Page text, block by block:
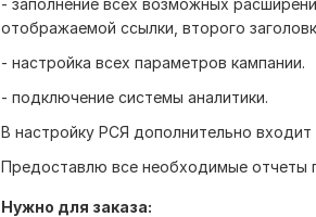
- заполнение всех возможных
отображаемой ссылки, второго
- настройка всех параметров кампании.
- подключение системы аналитики.
В настройку РСЯ дополнительно
Предоставлю все необходимые отчеты
Нужно для заказа: